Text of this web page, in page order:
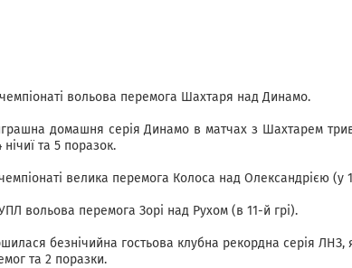
вольова перемога Шахтаря над Динамо.
домашня серія Динамо в матчах з Шахтарем
та 5 поразок.
велика перемога Колоса над Олександрією (у
вольова перемога Зорі над Рухом (в 11-й грі).
безнічийна гостьова клубна рекордна серія ЛНЗ,
та 2 поразки.